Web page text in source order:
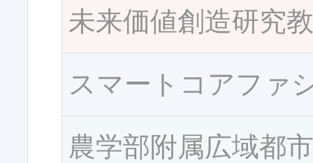
未来価値創造研究
スマートコアファ
農学部附属広域都